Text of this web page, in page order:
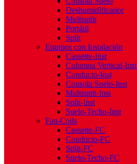
Deshumidificador
Multisplit
Portátil
Split
Equipos con Instalación
Cassette-Inst
Columna Vertical-Inst
Conducto-Inst
Consola Suelo-Inst
Multisplit-Inst
Split-Inst
Suelo-Techo-Inst
Fan-Coils
Cassette-FC
Conducto-FC
Split-FC
Suelo-Techo-FC